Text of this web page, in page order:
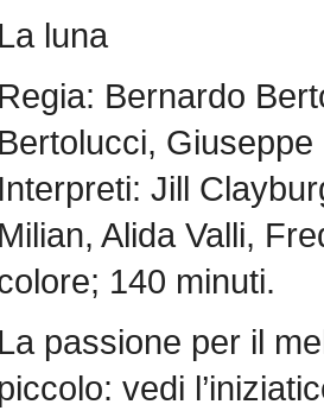
La luna
Regia: Bernardo
Bertolucci,
Interpreti: Jill
Milian, Alida Valli,
140 minuti.
La passione per il
piccolo: vedi